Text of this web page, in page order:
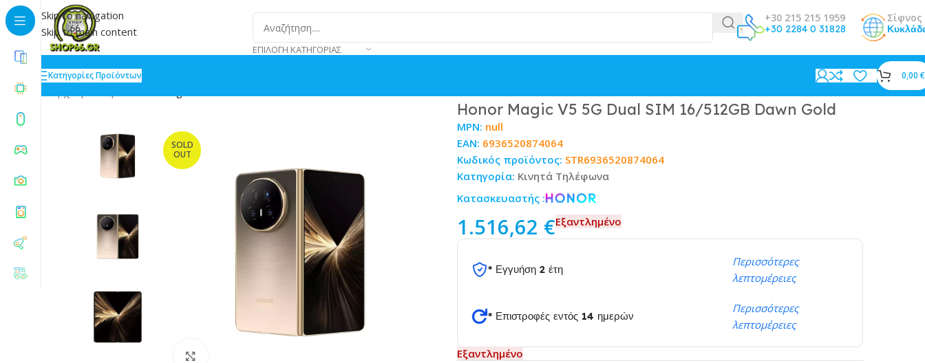
Skip to navigation
Skip to main content
ΕΠΙΛΟΓΉ ΚΑΤΗΓΟΡΊΑΣ
+30 215 215 1959
+30 2284 0 31828
Σίφνος
Κατηγορίες Προϊόντων 0,00 €
SOLD
OUT
Honor Magic V5 5G Dual SIM 16/512GB Dawn Gold
Κατασκευαστής :
MPN: null
EAN: 6936520874064
Κωδικός προϊόντος: STR6936520874064
Κατηγορία: Κινητά Τηλέφωνα
1.516,62 €Εξαντλημένο
* Εγγυήση 2 έτη
Περισσότερες
λεπτομέρειες
* Επιστροφές εντός 14 ημερών
Περισσότερες
λεπτομέρειες
Εξαντλημένο